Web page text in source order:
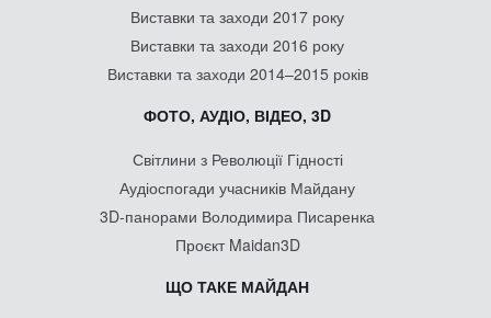
Виставки та заходи 2017 року
Виставки та заходи 2016 року
Виставки та заходи 2014–2015 років
ФОТО, АУДІО, ВІДЕО, 3D
Світлини з Революції Гідності
Аудіоспогади учасників Майдану
3D-панорами Володимира Писаренка
Проєкт Maidan3D
ЩО ТАКЕ МАЙДАН